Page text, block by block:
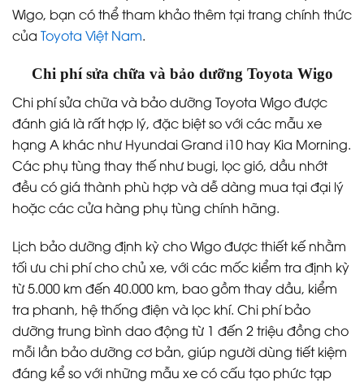
Wigo, bạn có thể tham khảo thêm tại trang chính thức
của Toyota Việt Nam.
Chi phí sửa chữa và bảo dưỡng Toyota Wigo
Chi phí sửa chữa và bảo dưỡng Toyota Wigo được
đánh giá là rất hợp lý, đặc biệt so với các mẫu xe
hạng A khác như Hyundai Grand i10 hay Kia Morning.
Các phụ tùng thay thế như bugi, lọc gió, dầu nhớt
đều có giá thành phù hợp và dễ dàng mua tại đại lý
hoặc các cửa hàng phụ tùng chính hãng.
Lịch bảo dưỡng định kỳ cho Wigo được thiết kế nhằm
tối ưu chi phí cho chủ xe, với các mốc kiểm tra định kỳ
từ 5.000 km đến 40.000 km, bao gồm thay dầu, kiểm
tra phanh, hệ thống điện và lọc khí. Chi phí bảo
dưỡng trung bình dao động từ 1 đến 2 triệu đồng cho
mỗi lần bảo dưỡng cơ bản, giúp người dùng tiết kiệm
đáng kể so với những mẫu xe có cấu tạo phức tạp